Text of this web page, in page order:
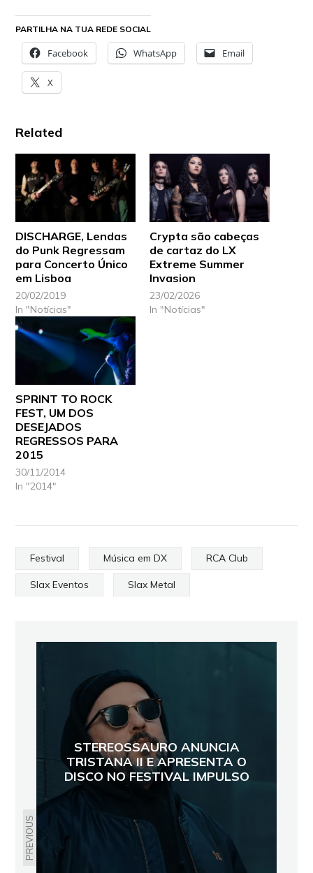
PARTILHA NA TUA REDE SOCIAL
Facebook WhatsApp Email
X
Related
DISCHARGE, Lendas
do Punk Regressam
para Concerto Único
em Lisboa
20/02/2019
In "Notícias"
Crypta são cabeças
de cartaz do LX
Extreme Summer
Invasion
23/02/2026
In "Notícias"
SPRINT TO ROCK
FEST, UM DOS
DESEJADOS
REGRESSOS PARA
2015
30/11/2014
In "2014"
Festival Música em DX RCA Club
Slax Eventos Slax Metal
PREVIOUS
STEREOSSAURO ANUNCIA
TRISTANA II E APRESENTA O
DISCO NO FESTIVAL IMPULSO